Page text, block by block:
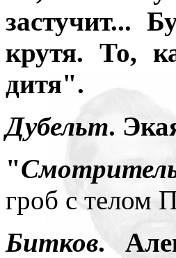
застучит...
крутя. То,
дитя".
Дубельт.
"
гроб с телом
Битков.